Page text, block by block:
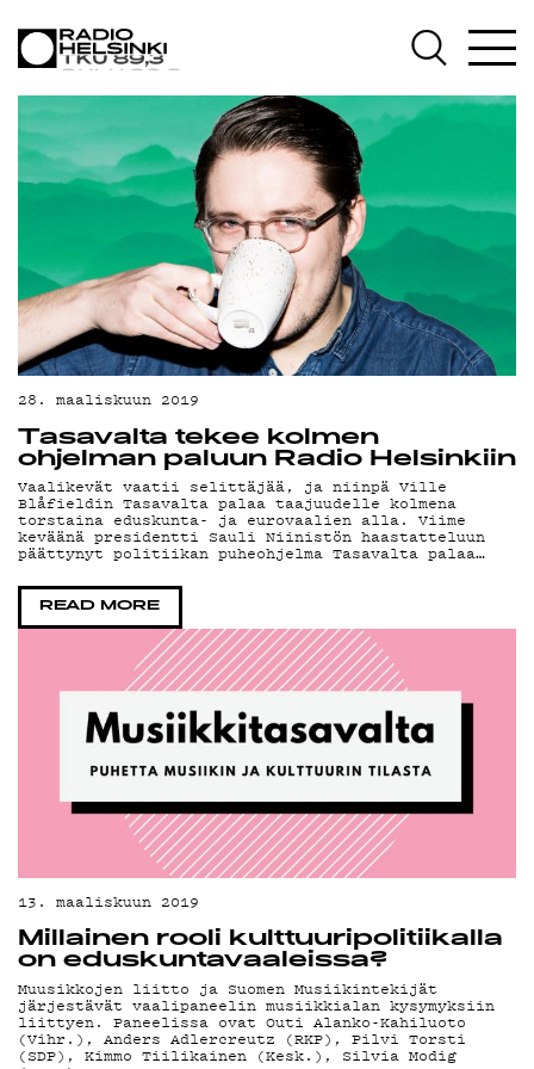
AJANKOHTAISTA
OHJELMAT
TEKIJÄT
ON-DEMAND
PODCAST
MAINOSTA
YHTEYSTIEDOT
G LIVELAB
YSTÄVÄKLUBI
TIETOSUOJA
KIRJAUDU SISÄÄN
28. maaliskuun 2019
Tasavalta tekee kolmen
ohjelman paluun Radio Helsinkiin
Vaalikevät vaatii selittäjää, ja niinpä Ville
Blåfieldin Tasavalta palaa taajuudelle kolmena
torstaina eduskunta- ja eurovaalien alla. Viime
keväänä presidentti Sauli Niinistön haastatteluun
päättynyt politiikan puheohjelma Tasavalta palaa…
READ MORE
13. maaliskuun 2019
Millainen rooli kulttuuripolitiikalla
on eduskuntavaaleissa?
Muusikkojen liitto ja Suomen Musiikintekijät
järjestävät vaalipaneelin musiikkialan kysymyksiin
liittyen. Paneelissa ovat Outi Alanko-Kahiluoto
(Vihr.), Anders Adlercreutz (RKP), Pilvi Torsti
(SDP), Kimmo Tiilikainen (Kesk.), Silvia Modig